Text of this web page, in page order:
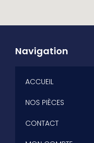
Navigation
ACCUEIL
NOS PIÈCES
CONTACT